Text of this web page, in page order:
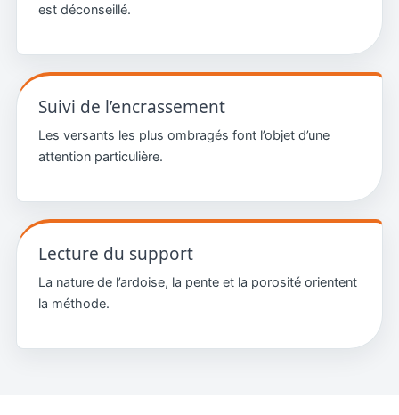
est déconseillé.
Suivi de l’encrassement
Les versants les plus ombragés font l’objet d’une
attention particulière.
Lecture du support
La nature de l’ardoise, la pente et la porosité orientent
la méthode.